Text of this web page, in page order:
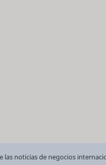
noticias de negocios